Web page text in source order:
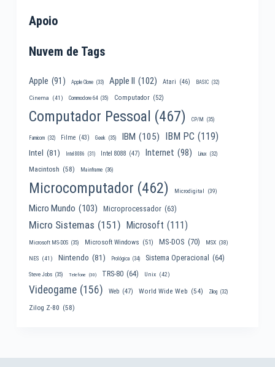
Apoio
Nuvem de Tags
Apple (91) Apple Clone (33) Apple II (102) Atari (46) BASIC (32)
Cinema (41) Commodore 64 (35) Computador (52)
Computador Pessoal (467) CP/M (35)
Famicom (32) Filme (43) Geek (35) IBM (105) IBM PC (119)
Intel (81) Intel 8086 (31) Intel 8088 (47) Internet (98) Linux (32)
Macintosh (58) Mainframe (36)
Microcomputador (462) Microdigital (39)
Micro Mundo (103) Microprocessador (63)
Micro Sistemas (151) Microsoft (111)
Microsoft MS-DOS (35) Microsoft Windows (51) MS-DOS (70) MSX (38)
NES (41) Nintendo (81) Prológica (34) Sistema Operacional (64)
Steve Jobs (35) Telefone (30) TRS-80 (64) Unix (42)
Videogame (156) Web (47) World Wide Web (54) Zilog (32)
Zilog Z-80 (58)